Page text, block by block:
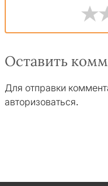
Оставить
Для отправки
авторизоваться.